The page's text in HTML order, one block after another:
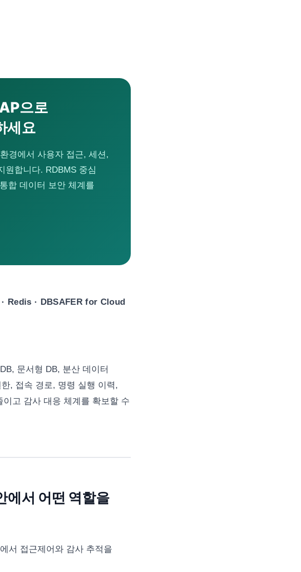
으로
세요
경에서 사용자 접근, 세션,
원합니다. RDBMS 중심
합 데이터 보안 체계를
Redis · DBSAFER for Cloud
문서형 DB, 분산 데이터
, 접속 경로, 명령 실행 이력,
고 감사 대응 체계를 확보할 수
서 어떤 역할을
서 접근제어와 감사 추적을